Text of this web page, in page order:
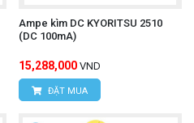
Ampe kìm DC KYORITSU 2510
(DC 100mA)
15,288,000 VND
ĐẶT MUA